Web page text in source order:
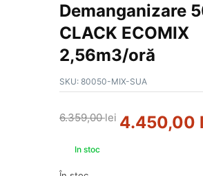
Demanganizare
CLACK ECOMIX
2,56m3/oră
SKU: 80050-MIX-SUA
6.359,00lei 4.450,00
In stoc